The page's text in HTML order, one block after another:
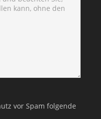
vor Spam folgende